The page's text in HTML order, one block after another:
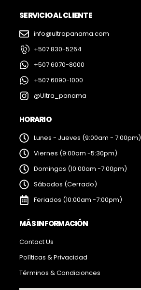
SERVICIO AL CLIENTE
info@ultrapanama.com
+507 830-5264
+507 6070-8000
+507 6090-1000
@Ultra_panama
HORARIO
Lunes - Jueves (9:00am - 7:00pm)
Viernes (9:00am -5:30pm)
Domingos (10:00am -7:00pm)
Sábados (Cerrado)
Feriados (10:00am -7:00pm)
MÁS INFORMACIÓN
Contact Us
Políticas & Privacidad
Términos & Condicionces